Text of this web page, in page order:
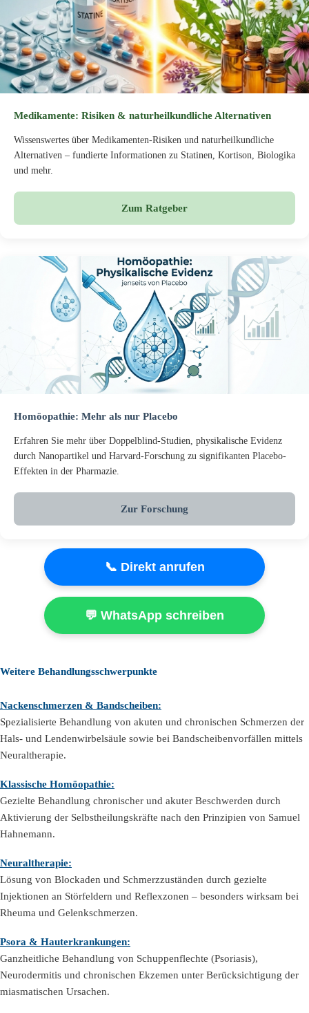
Medikamente: Risiken & naturheilkundliche Alternativen
Wissenswertes über Medikamenten-Risiken und naturheilkundliche
Alternativen – fundierte Informationen zu Statinen, Kortison, Biologika
und mehr.
Zum Ratgeber
Homöopathie: Mehr als nur Placebo
Erfahren Sie mehr über Doppelblind-Studien, physikalische Evidenz
durch Nanopartikel und Harvard-Forschung zu signifikanten Placebo-
Effekten in der Pharmazie.
Zur Forschung
📞 Direkt anrufen
💬 WhatsApp schreiben
Weitere Behandlungsschwerpunkte
Nackenschmerzen & Bandscheiben:
Spezialisierte Behandlung von akuten und chronischen Schmerzen der
Hals- und Lendenwirbelsäule sowie bei Bandscheibenvorfällen mittels
Neuraltherapie.
Klassische Homöopathie:
Gezielte Behandlung chronischer und akuter Beschwerden durch
Aktivierung der Selbstheilungskräfte nach den Prinzipien von Samuel
Hahnemann.
Neuraltherapie:
Lösung von Blockaden und Schmerzzuständen durch gezielte
Injektionen an Störfeldern und Reflexzonen – besonders wirksam bei
Rheuma und Gelenkschmerzen.
Psora & Hauterkrankungen:
Ganzheitliche Behandlung von Schuppenflechte (Psoriasis),
Neurodermitis und chronischen Ekzemen unter Berücksichtigung der
miasmatischen Ursachen.